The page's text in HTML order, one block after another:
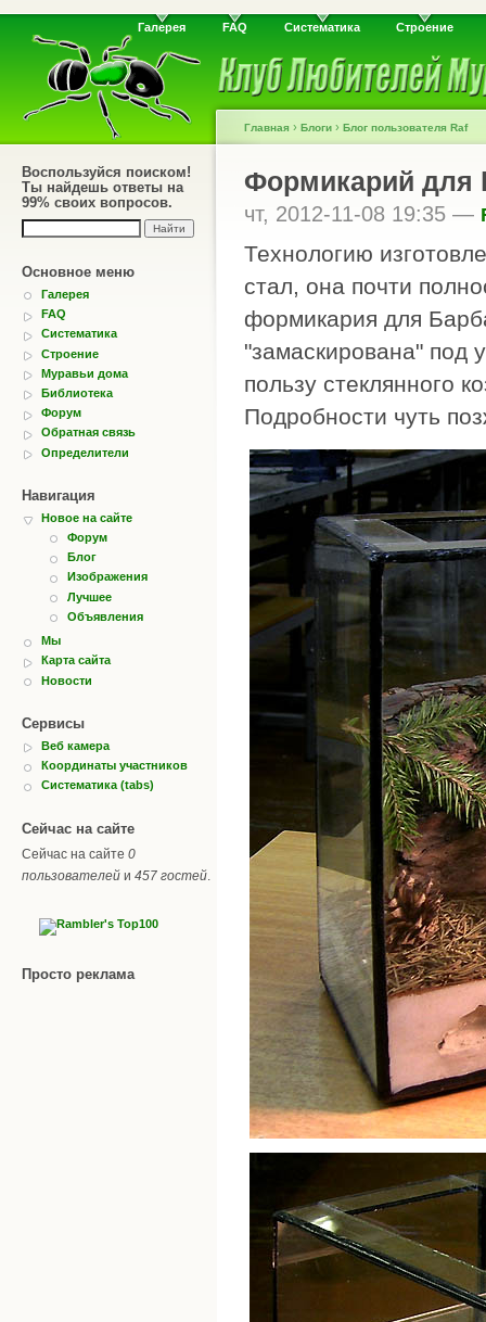
Галерея FAQ Систематика Строение
Воспользуйся поиском!
Ты найдешь ответы на
99% своих вопросов.
Основное меню
Галерея
FAQ
Систематика
Строение
Муравьи дома
Библиотека
Форум
Обратная связь
Определители
Навигация
Новое на сайте
Форум
Блог
Изображения
Лучшее
Объявления
Мы
Карта сайта
Новости
Сервисы
Веб камера
Координаты участников
Систематика (tabs)
Сейчас на сайте
Сейчас на сайте 0
пользователей и 457 гостей
Просто реклама
Главная › Блоги › Блог пользователя Raf
Формикарий для
чт, 2012-11-08 19:35 —
Технологию
стал, она почти
формикария для
"замаскирована" под
пользу стеклянного
Подробности чуть